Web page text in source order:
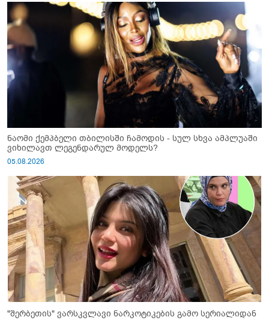
ნაომი ქემპბელი თბილისში ჩამოდის - სულ სხვა ამპლუაში
ვიხილავთ ლეგენდარულ მოდელს?
05.08.2026
"შერბეთის" ვარსკვლავი ნარკოტიკების გამო სერიალიდან